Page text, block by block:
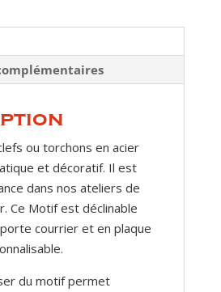
ou torchons en acier
et décoratif. Il est
dans nos ateliers de
Ce Motif est déclinable
courrier et en plaque
du motif permet